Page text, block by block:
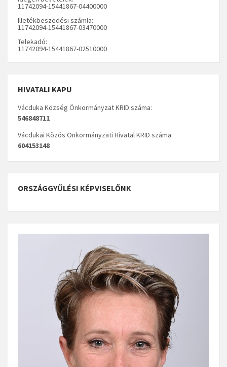
11742094-15441867-04400000
Illetékbeszedési számla:
11742094-15441867-03470000
Telekadó:
11742094-15441867-02510000
HIVATALI KAPU
Vácduka Község Önkormányzat KRID száma:
546848711
Vácdukai Közös Önkormányzati Hivatal KRID száma:
604153148
ORSZÁGGYŰLÉSI KÉPVISELŐNK